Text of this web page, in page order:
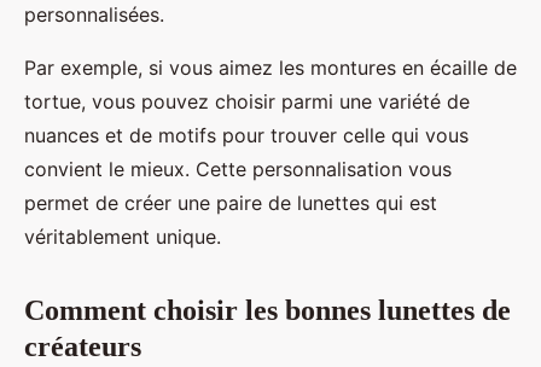
personnalisées.
Par exemple, si vous aimez les montures en écaille de
tortue, vous pouvez choisir parmi une variété de
nuances et de motifs pour trouver celle qui vous
convient le mieux. Cette personnalisation vous
permet de créer une paire de lunettes qui est
véritablement unique.
Comment choisir les bonnes lunettes de
créateurs